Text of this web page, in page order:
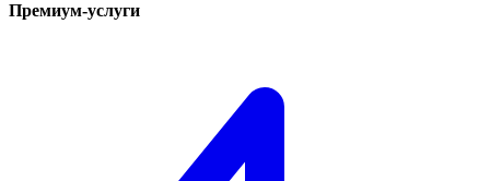
Премиум-услуги